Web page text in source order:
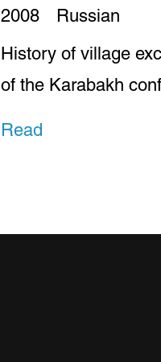
2008
Russian
History of village
of the Karabakh
Read